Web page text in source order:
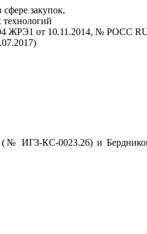
закупок,
ЖРЭ1 от 10.11.2014, № РОСС
(№ ИГЗ-КС-0023.26) и